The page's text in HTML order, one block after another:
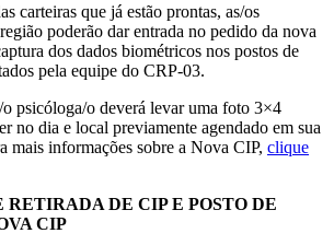
carteiras que já estão prontas, as/os
poderão dar entrada no pedido da nova
dos dados biométricos nos postos de
pela equipe do CRP-03.
o psicóloga/o deverá levar uma foto 3×4
no dia e local previamente agendado em sua
mais informações sobre a Nova CIP, clique
DE CIP E POSTO DE
CIP